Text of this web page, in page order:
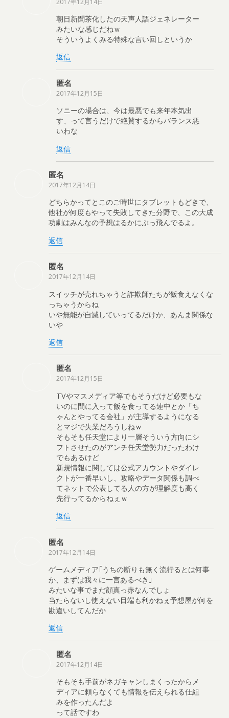
朝日新聞茶化したの天声人語ジェネレーター
みたいな感じだねｗ
そういうよくみる特殊な言い回しというか
返信
匿名
2017年12月15日
ソニーの場合は、今は最悪でも来年本気出
す、って言うだけで絶賛するからバランス悪
いわな
返信
匿名
2017年12月14日
どちらかってとこのご時世にタブレットもどきで、
他社が何度もやって失敗してきた分野で、この大成
功劇はみんなの予想はるかにぶっ飛んでるよ。
返信
匿名
2017年12月14日
スイッチが売れちゃうと詐欺師たちが飯食えなくな
っちゃうからね
いや無能が自滅していってるだけか、あんま関係な
いや
返信
匿名
2017年12月15日
TVやマスメディア等でもそうだけど必要もな
いのに間に入って飯を食ってる連中とか「ち
ゃんとやってる会社」が主導するようになる
とマジで失業だろうしねｗ
そもそも任天堂により一層そういう方向にシ
フトさせたのがアンチ任天堂勢力だったわけ
でもあるけど
新規情報に関しては公式アカウントやダイレ
クトが一番早いし、攻略やデータ関係も調べ
てネットで公表してる人の方が理解度も高く
先行ってるからねぇｗ
返信
匿名
2017年12月14日
ゲームメディア｢うちの断りも無く流行るとは何事
か、まずは我々に一言あるべき｣
みたいな事でまだ顔真っ赤なんでしょ
当たらないし使えない目端も利かねぇ予想屋が何を
勘違いしてんだか
返信
匿名
2017年12月14日
そもそも手前がネガキャンしまくったからメ
ディアに頼らなくても情報を伝えられる仕組
みを作ったんだよ
って話ですわ